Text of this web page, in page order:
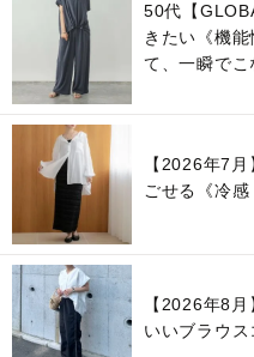
50代【
きたい《機
て、一瞬でこ
【2026年7
ごせる《冷
【2026年8
いいブラウス